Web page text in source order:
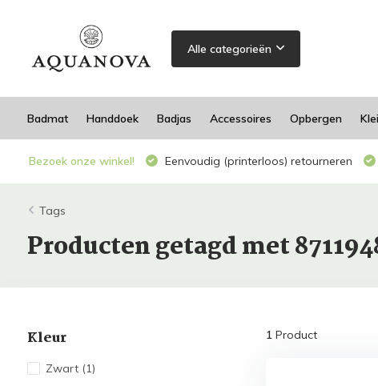
Alle categorieën
Badmat Handdoek Badjas Accessoires Opbergen
Bezoek onze winkel! Eenvoudig (printerloos) retourneren
Tags
Producten getagd met
Kleur
Zwart (1)
1Product